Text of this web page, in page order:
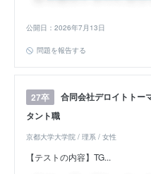
公開日：2026年7月13日
問題を報告する
27卒
合同会社デロイトトー
タント職
京都大学大学院 / 理系 / 女性
【テストの内容】TG...